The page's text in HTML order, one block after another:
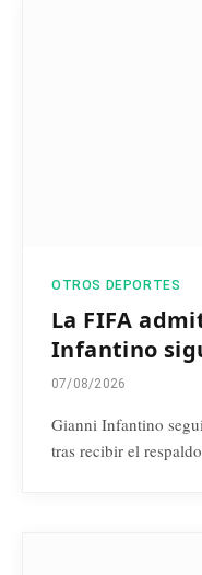
OTROS DEPORTES
La FIFA
Infantino
07/08/2026
Gianni Infantino
tras recibir el